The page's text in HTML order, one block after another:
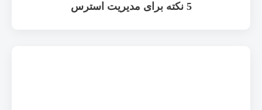
5 نکته برای مدیریت استرس